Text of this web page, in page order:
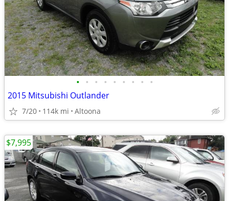
• • • • • • • • •
2015 Mitsubishi Outlander
7/20 114k mi Altoona
$7,995